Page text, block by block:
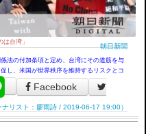
台湾」
朝日新聞
法の付加条項と定め、台湾にその道筋を与
し、米国が世界秩序を維持するリスクとコ
Facebook
ナリスト：廖雨詩 / 2019-06-17 19:00）